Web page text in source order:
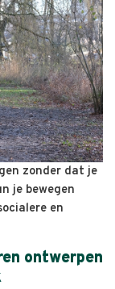
zonder dat je
je bewegen
en
ontwerpen